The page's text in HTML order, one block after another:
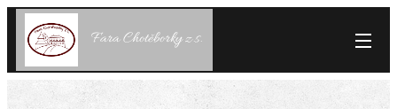
Fara Chotěborky z.s.